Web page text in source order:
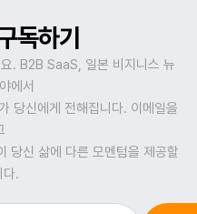
독하기
. B2B SaaS, 일본 비지니스 뉴
에서
당신에게 전해집니다. 이메일을
당신 삶에 다른 모멘텀을 제공할
다.